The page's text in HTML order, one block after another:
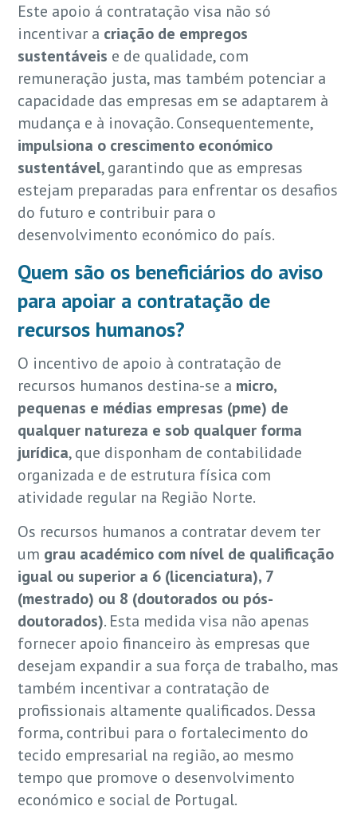
Este apoio á contratação visa não só
incentivar a criação de empregos
sustentáveis e de qualidade, com
remuneração justa, mas também potenciar a
capacidade das empresas em se adaptarem à
mudança e à inovação. Consequentemente,
impulsiona o crescimento económico
sustentável, garantindo que as empresas
estejam preparadas para enfrentar os desafios
do futuro e contribuir para o
desenvolvimento económico do país.
Quem são os beneficiários do aviso
para apoiar a contratação de
recursos humanos?
O incentivo de apoio à contratação de
recursos humanos destina-se a micro,
pequenas e médias empresas (pme) de
qualquer natureza e sob qualquer forma
jurídica, que disponham de contabilidade
organizada e de estrutura física com
atividade regular na Região Norte.
Os recursos humanos a contratar devem ter
um grau académico com nível de qualificação
igual ou superior a 6 (licenciatura), 7
(mestrado) ou 8 (doutorados ou pós-
doutorados). Esta medida visa não apenas
fornecer apoio financeiro às empresas que
desejam expandir a sua força de trabalho, mas
também incentivar a contratação de
profissionais altamente qualificados. Dessa
forma, contribui para o fortalecimento do
tecido empresarial na região, ao mesmo
tempo que promove o desenvolvimento
económico e social de Portugal.